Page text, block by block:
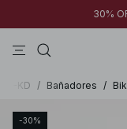
30%
NA-KD / Bañadores /
-30%